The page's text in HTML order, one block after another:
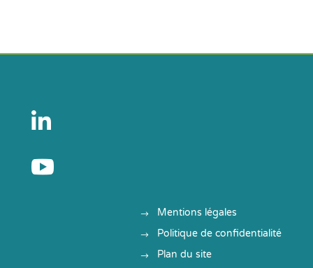


Mentions légales
Politique de confidentialité
Plan du site